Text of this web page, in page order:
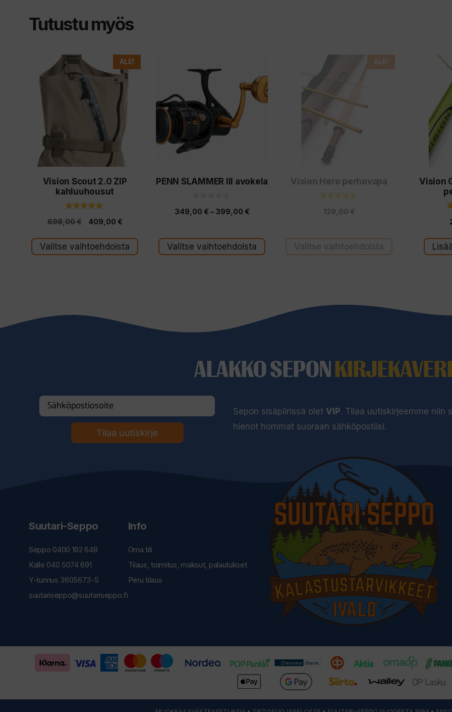
Tutustu myös
ALE!
Vision Scout 2.0 ZIP
kahluuhousut
5:stä
698,00€
Alkuperäinen
hinta
oli:
409,00 €Nykyinen
hinta
on:
Valitse vaihtoehdoista
tuotteella
useampi
Voit
tehdä
valinnat
tuotteen
PENN SLAMMER III avokela
5
ä
349,00 € – 399,00 €Hintaluokka:
-
399,00 €
Valitse vaihtoehdoista
useampi
muunnelma.
Voit
tehdä
tuotteen
ALE!
Vision Hero perhovapa
5:stä
129,00 €
Valitse vaihtoehdoista
tuotteella
muunnelma.
tuotteen
Vision
ALAKKO SEPON
Tilaa uutiskirje
Sepon sisäpiirissä oletVIP. Tilaa uutiskirjeemme niin
hienot hommat suoraan sähköpostiisi.
Suutari-Seppo
Seppo 0400 192 648
Kalle 040 5074 691
Y-tunnus 3605673-5
suutariseppo@suutariseppo.fi
Info
Oma tili
Tilaus, toimitus, maksut, palautukset
Peru tilaus